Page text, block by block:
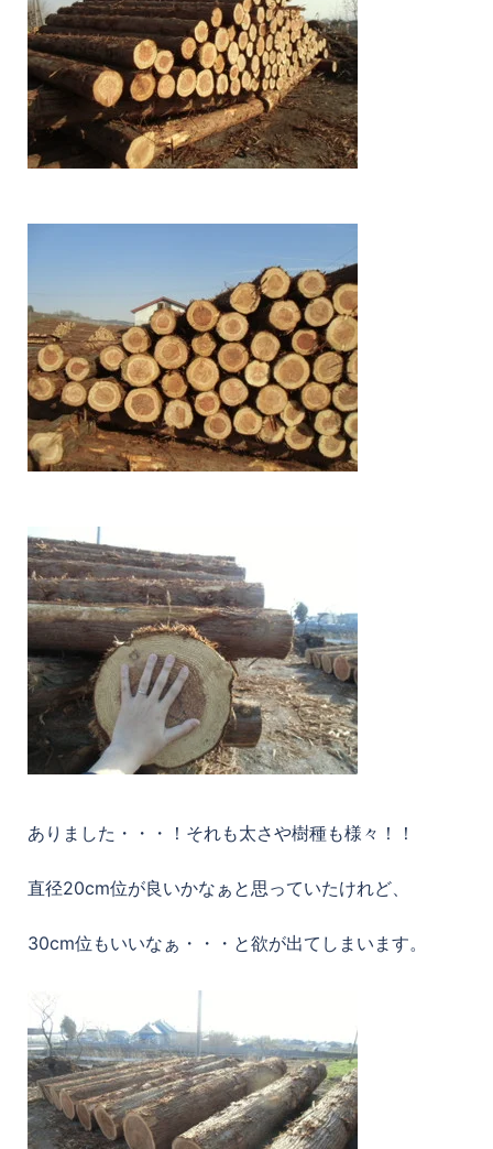
ありました・・・！それも太さや樹種も様々！！
直径20cm位が良いかなぁと思っていたけれど、
30cm位もいいなぁ・・・と欲が出てしまいます。